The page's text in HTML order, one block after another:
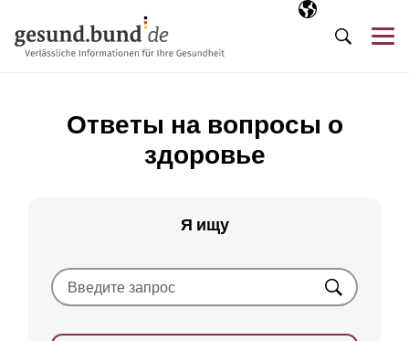
Выбранный
RU
Поиск
Ответы на вопросы о
здоровье
Я ищу
Искать